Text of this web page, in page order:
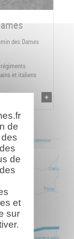
des Dames
et italiens
de
de
et
sur